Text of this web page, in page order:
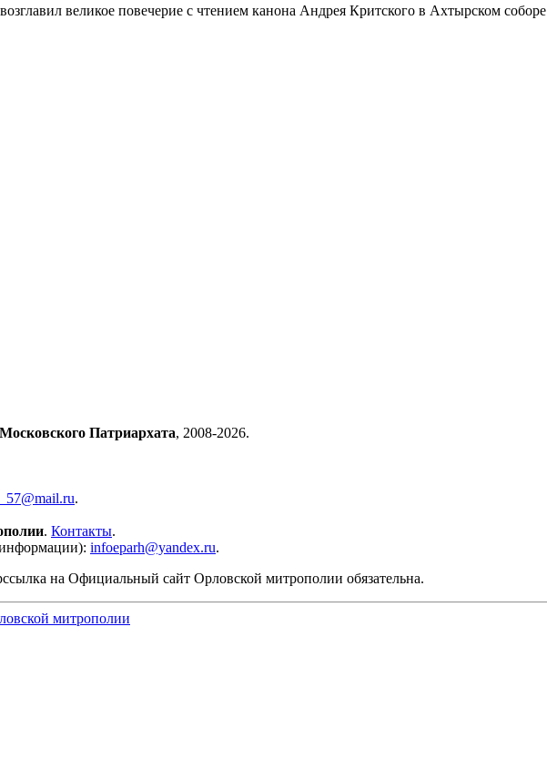
великое повечерие с чтением канона Андрея Критского в Ахтырском соборе
Патриархата, 2008-2026.
.
. Контакты.
infoeparh@yandex.ru.
на Официальный сайт Орловской митрополии обязательна.
митрополии